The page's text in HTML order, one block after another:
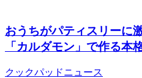
おうちがパティスリーに
「カルダモン」で作る本
クックパッドニュース